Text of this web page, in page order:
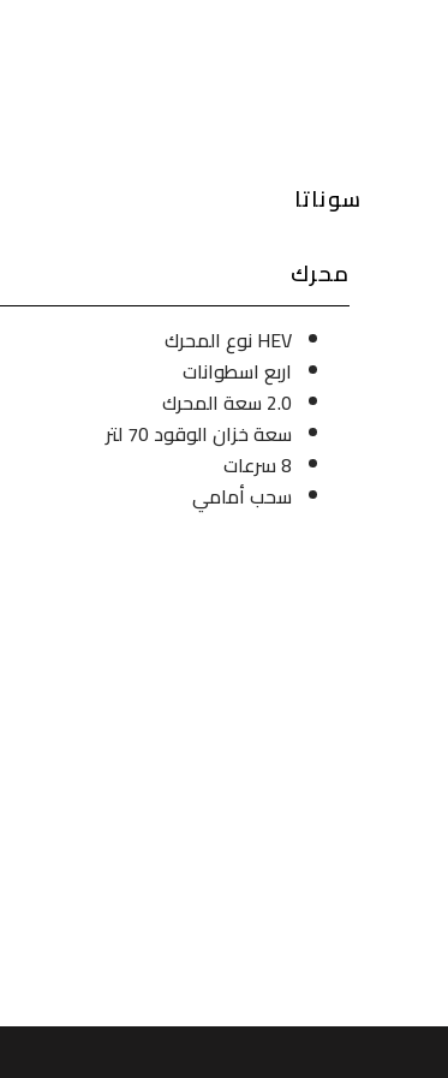
سوناتا
محرك
HEV نوع المحرك
اربع اسطوانات
2.0 سعة المحرك
سعة خزان الوقود 70 لتر
8 سرعات
سحب أمامي